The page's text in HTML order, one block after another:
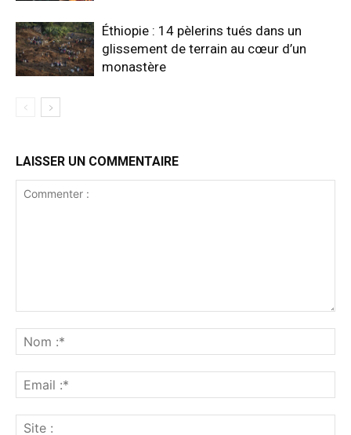
Éthiopie : 14 pèlerins tués dans un
glissement de terrain au cœur d’un
monastère
LAISSER UN COMMENTAIRE